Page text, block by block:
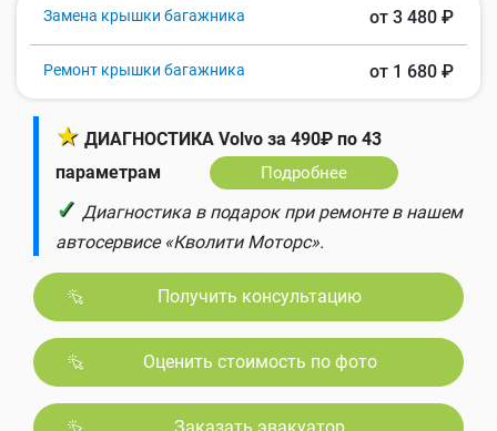
Замена крышки багажника от 3 480 ₽
Ремонт крышки багажника от 1 680 ₽
★ ДИАГНОСТИКА Volvo за 490₽ по 43
параметрам
Подробнее
✓ Диагностика в подарок при ремонте в нашем
автосервисе «Кволити Моторс».
Получить консультацию
Оценить стоимость по фото